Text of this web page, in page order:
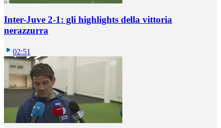
Inter-Juve 2-1: gli highlights della vittoria
nerazzurra
02:51